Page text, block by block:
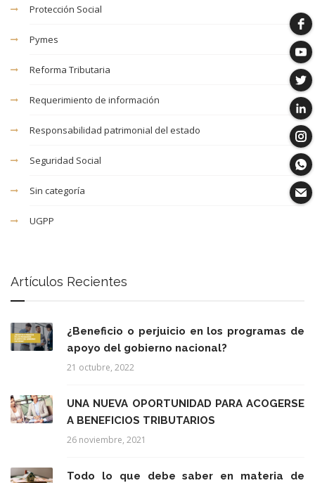
Protección Social
Pymes
Reforma Tributaria
Requerimiento de información
Responsabilidad patrimonial del estado
Seguridad Social
Sin categoría
UGPP
Artículos Recientes
¿Beneficio o perjuicio en los programas de
apoyo del gobierno nacional?
21 octubre, 2022
UNA NUEVA OPORTUNIDAD PARA ACOGERSE
A BENEFICIOS TRIBUTARIOS
26 noviembre, 2021
Todo lo que debe saber en materia de